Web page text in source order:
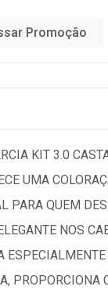
Promoção
KIT 3.0
UMA
PARA QUEM
NOS
ESPECIALMENTE
PROPORCIONA